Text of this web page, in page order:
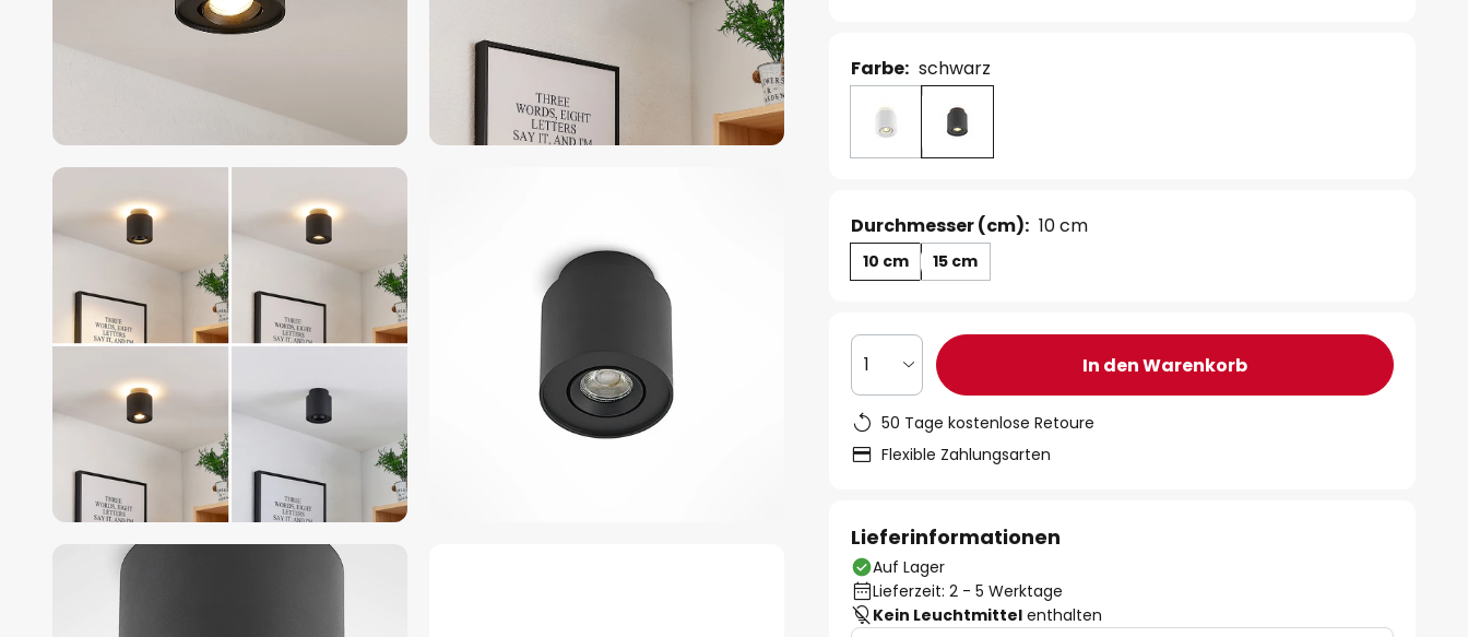
Farbe: schwarz
Durchmesser (cm): 10 cm
10 cm 15 cm
1 In den Warenkorb
50 Tage kostenlose Retoure
Flexible Zahlungsarten
Lieferinformationen
Auf Lager
Lieferzeit: 2 - 5 Werktage
Kein Leuchtmittel enthalten